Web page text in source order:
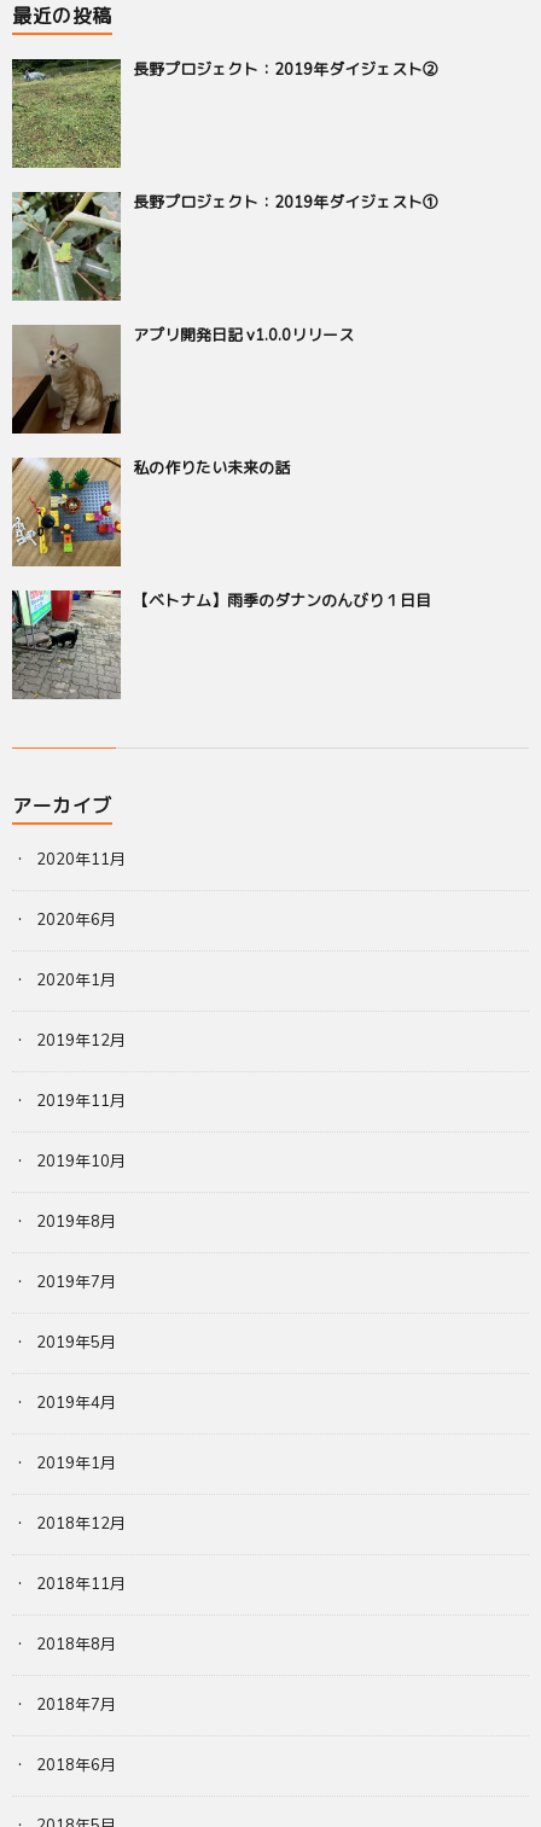
最近の投稿
長野プロジェクト：2019年ダイジェスト②
長野プロジェクト：2019年ダイジェスト①
アプリ開発日記 v1.0.0リリース
私の作りたい未来の話
【ベトナム】雨季のダナンのんびり１日目
アーカイブ
2020年11月
2020年6月
2020年1月
2019年12月
2019年11月
2019年10月
2019年8月
2019年7月
2019年5月
2019年4月
2019年1月
2018年12月
2018年11月
2018年8月
2018年7月
2018年6月